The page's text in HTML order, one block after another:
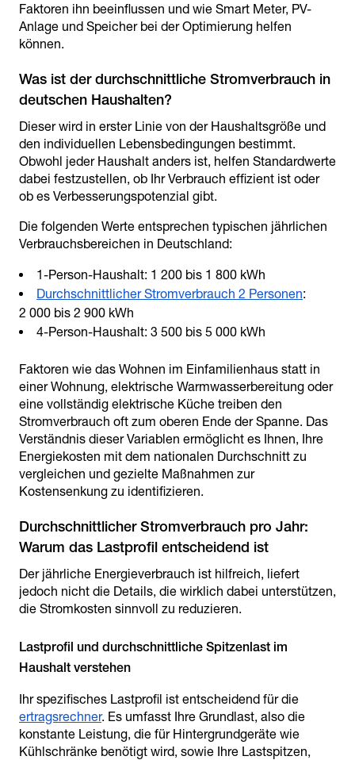
Faktoren ihn beeinflussen und wie Smart Meter, PV-
Anlage und Speicher bei der Optimierung helfen
können.
Was ist der durchschnittliche Stromverbrauch in
Dieser wird in erster Linie von der Haushaltsgröße und
den individuellen Lebensbedingungen bestimmt.
Obwohl jeder Haushalt anders ist, helfen Standardwerte
dabei festzustellen, ob Ihr Verbrauch effizient ist oder
ob es Verbesserungspotenzial gibt.
Die folgenden Werte entsprechen typischen jährlichen
Verbrauchsbereichen in Deutschland:
1-Person-Haushalt: 1 200 bis 1 800 kWh
Durchschnittlicher Stromverbrauch 2 Personen:
2 000 bis 2 900 kWh
4-Person-Haushalt: 3 500 bis 5 000 kWh
Faktoren wie das Wohnen im Einfamilienhaus statt in
einer Wohnung, elektrische Warmwasserbereitung oder
eine vollständig elektrische Küche treiben den
Stromverbrauch oft zum oberen Ende der Spanne. Das
Verständnis dieser Variablen ermöglicht es Ihnen, Ihre
Energiekosten mit dem nationalen Durchschnitt zu
vergleichen und gezielte Maßnahmen zur
Kostensenkung zu identifizieren.
Durchschnittlicher Stromverbrauch pro Jahr:
Der jährliche Energieverbrauch ist hilfreich, liefert
jedoch nicht die Details, die wirklich dabei unterstützen,
die Stromkosten sinnvoll zu reduzieren.
Lastprofil und durchschnittliche Spitzenlast im
Ihr spezifisches Lastprofil ist entscheidend für die
ertragsrechner. Es umfasst Ihre Grundlast, also die
konstante Leistung, die für Hintergrundgeräte wie
Kühlschränke benötigt wird, sowie Ihre Lastspitzen,